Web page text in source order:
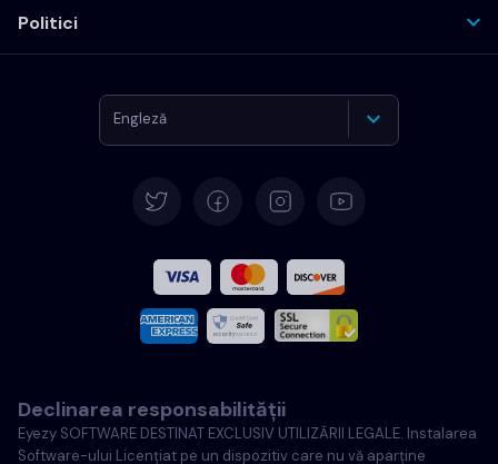
Politici
Engleză
Français
Italiană
Portugheză
Declinarea responsabilității
Eyezy SOFTWARE DESTINAT EXCLUSIV UTILIZĂRII LEGALE. Instalarea
Software-ului Licențiat pe un dispozitiv care nu vă aparține